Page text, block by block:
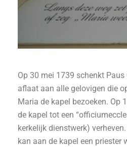
Op 30 mei 1739 schenkt Paus
aflaat aan alle gelovigen die
Maria de kapel bezoeken. Op
de kapel tot een
kerkelijk dienstwerk)
kan aan de kapel een priester